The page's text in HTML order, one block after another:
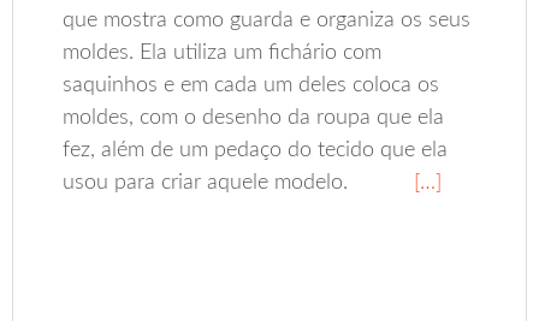
que mostra como guarda e organiza os seus
moldes. Ela utiliza um fichário com
saquinhos e em cada um deles coloca os
moldes, com o desenho da roupa que ela
fez, além de um pedaço do tecido que ela
usou para criar aquele modelo.
[…]